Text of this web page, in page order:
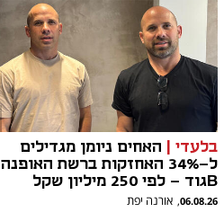
בלעדי | האחים ניומן מגדילים
ל-34% האחזקות ברשת האופנה
Bגוד - לפי 250 מיליון שקל
06.08.26
, אורנה יפת